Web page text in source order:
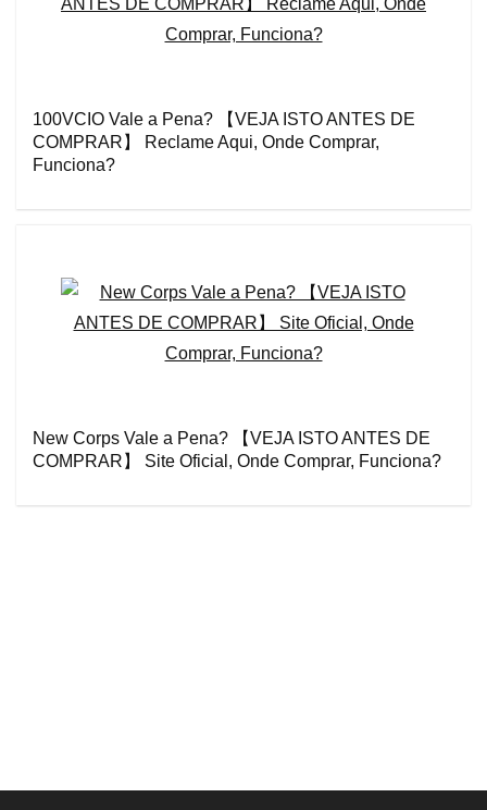
100VCIO Vale a Pena? 【VEJA ISTO ANTES DE
COMPRAR】 Reclame Aqui, Onde Comprar,
Funciona?
New Corps Vale a Pena? 【VEJA ISTO ANTES DE
COMPRAR】 Site Oficial, Onde Comprar, Funciona?